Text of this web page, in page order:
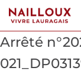
Arrêté